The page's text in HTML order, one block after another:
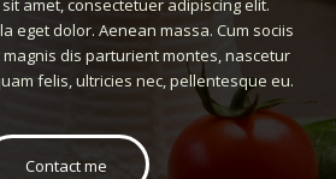
amet, consectetuer adipiscing elit.
eget dolor. Aenean massa. Cum sociis
dis parturient montes, nascetur
felis, ultricies nec, pellentesque eu.
Contact me